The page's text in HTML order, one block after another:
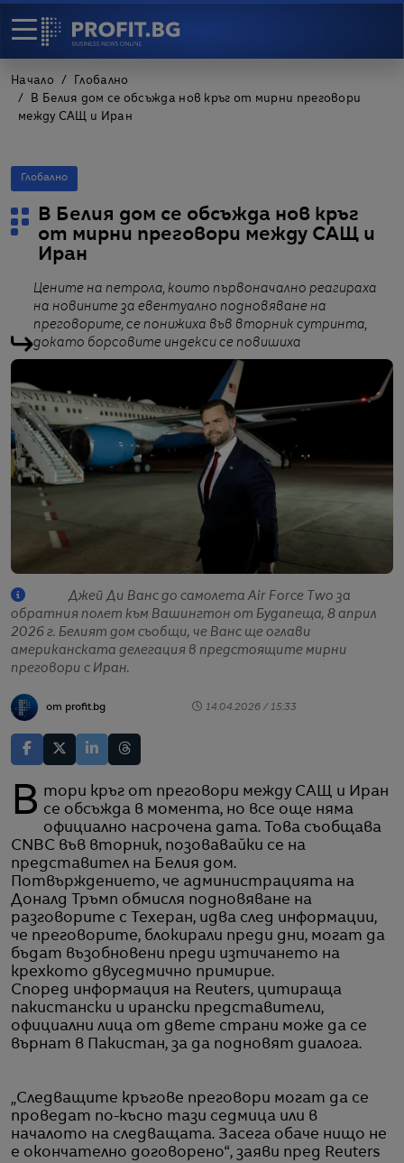
Начало
Глобално
В Белия дом се обсъжда нов кръг от мирни преговори
между САЩ и Иран
Глобално
В Белия дом се обсъжда нов кръг
от мирни преговори между САЩ и
Иран
Цените на петрола, които първоначално реагираха
на новините за евентуално подновяване на
преговорите, се понижиха във вторник сутринта,
докато борсовите индекси се повишиха
Джей Ди Ванс до самолета Air Force Two за
обратния полет към Вашингтон от Будапеща, 8 април
2026 г. Белият дом съобщи, че Ванс ще оглави
американската делегация в предстоящите мирни
преговори с Иран.
от profit.bg 14.04.2026 / 15:33
Втори кръг от преговори между САЩ и Иран се обсъжда в момента, но все още няма
официално насрочена дата. Това съобщава
CNBC във вторник, позовавайки се на
представител на Белия дом.
Потвърждението, че администрацията на
Доналд Тръмп обмисля подновяване на
разговорите с Техеран, идва след информации,
че преговорите, блокирали преди дни, могат да
бъдат възобновени преди изтичането на
крехкото двуседмично примирие.
Според информация на Reuters, цитираща
пакистански и ирански представители,
официални лица от двете страни може да се
върнат в Пакистан, за да подновят диалога.
„Следващите кръгове преговори могат да се
проведат по-късно тази седмица или в
началото на следващата. Засега обаче нищо не
е окончателно договорено“, заяви пред Reuters